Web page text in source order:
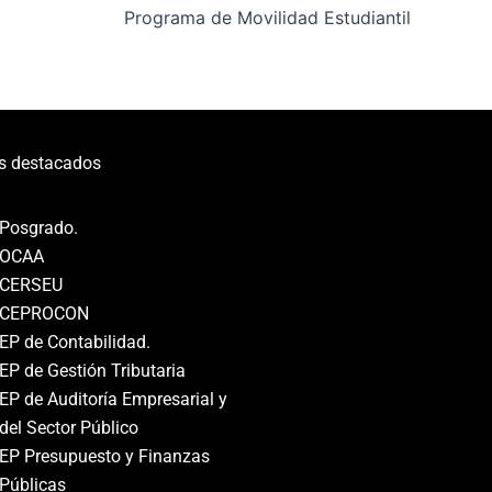
Programa de Movilidad Estudiantil
destacados
Posgrado.
OCAA
CERSEU
CEPROCON
EP de Contabilidad.
EP de Gestión Tributaria
EP de Auditoría Empresarial y
del Sector Público
EP Presupuesto y Finanzas
Públicas